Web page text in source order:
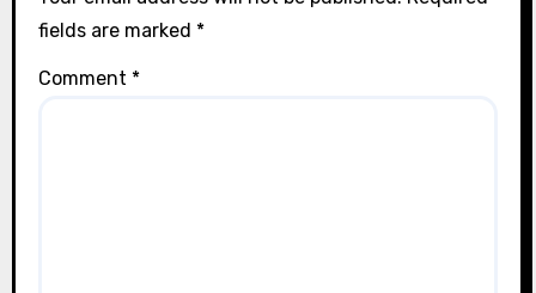
fields are marked *
Comment *